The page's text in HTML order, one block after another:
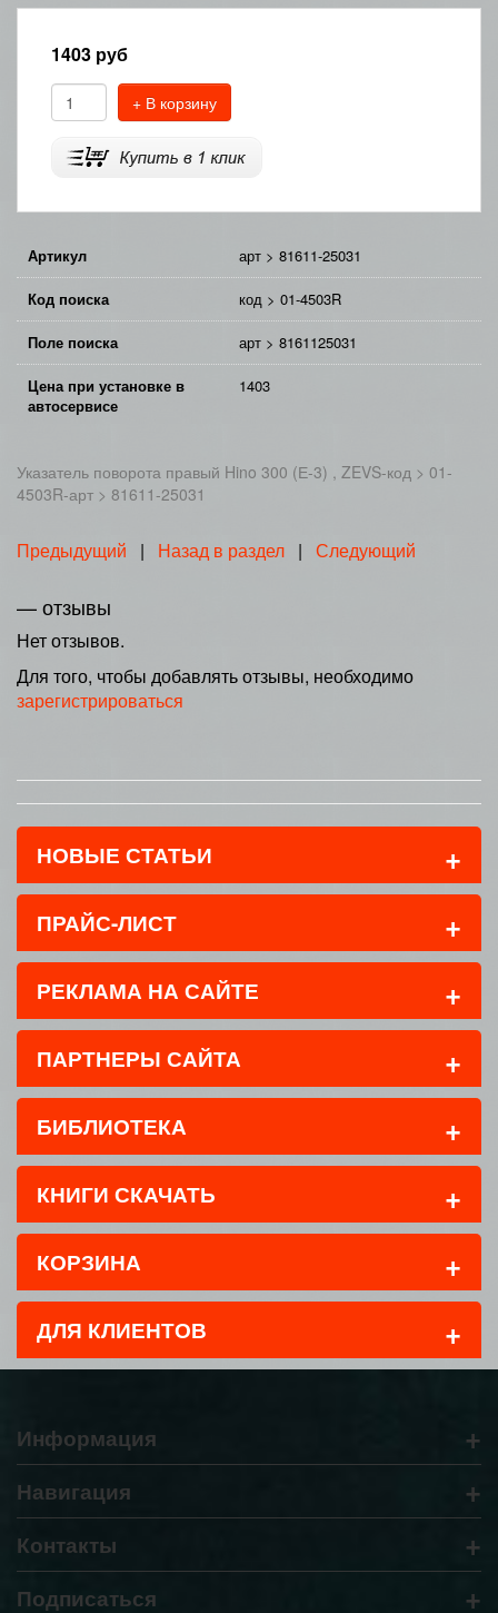
1403 руб
+ В корзину
Артикул арт > 81611-25031
Код поиска код > 01-4503R
Поле поиска арт > 8161125031
Цена при установке в
автосервисе
1403
Указатель поворота правый Hino 300 (Е-3) , ZEVS-код > 01-
4503R-арт > 81611-25031
Предыдущий | Назад в раздел | Следующий
— отзывы
Нет отзывов.
Для того, чтобы добавлять отзывы, необходимо
зарегистрироваться
НОВЫЕ СТАТЬИ +
ПРАЙС-ЛИСТ +
РЕКЛАМА НА САЙТЕ +
ПАРТНЕРЫ САЙТА +
БИБЛИОТЕКА +
КНИГИ СКАЧАТЬ +
КОРЗИНА +
ДЛЯ КЛИЕНТОВ +
Информация +
Навигация +
Контакты +
Подписаться +